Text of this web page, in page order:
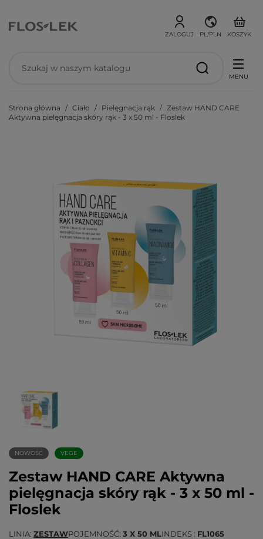
ZALOGUJ PL/PLN KOSZYK
MENU
Strona główna Ciało Pielęgnacja rąk
Zestaw HAND CARE
Aktywna pielęgnacja skóry rąk - 3 x 50 ml - Floslek
NOWOŚĆ VEGE
Zestaw HAND CARE Aktywna
pielęgnacja skóry rąk - 3 x 50 ml -
Floslek
LINIA ZESTAWPOJEMNOŚĆ 3 X 50 MLINDEKS FL1065